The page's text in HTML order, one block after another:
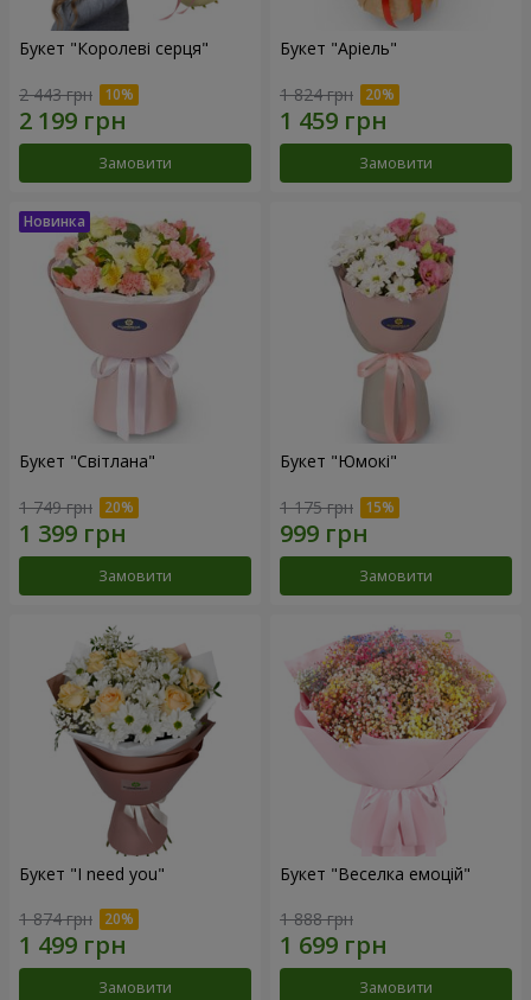
Букет "Королеві серця"
2 443 грн
Замовити
Букет "Аріель"
1 824 грн
Замовити
Букет "Світлана"
1 749 грн
Замовити
Букет "Юмокі"
1 175 грн
Замовити
Букет "I need you"
1 874 грн
Замовити
Букет "Веселка емоцій"
1 888 грн
Замовити